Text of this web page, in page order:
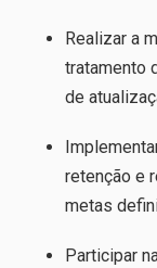
Realizar a
tratamento
de
retenção e
metas
Participar